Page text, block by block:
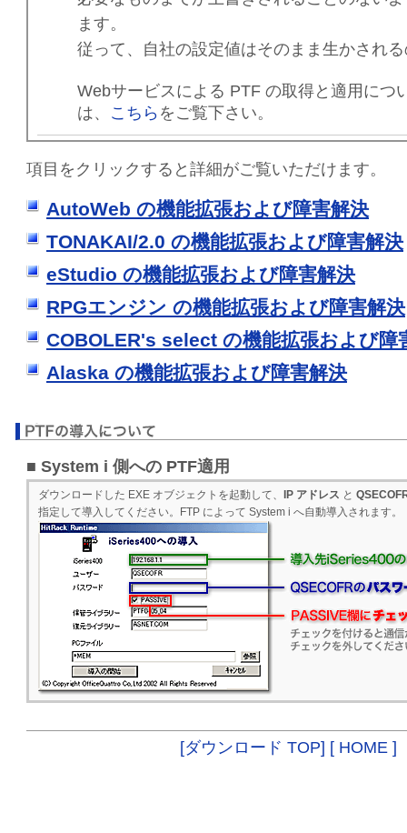
ます。
従って、自社の設定値はそのまま生かされ
Webサービスによる PTF の取得と適用につ
は、 こちら をご覧下さい。
項目をクリックすると詳細がご覧いただけます。
AutoWeb の機能拡張および障害解決
TONAKAI/2.0 の機能拡張および障害解決
eStudio の機能拡張および障害解決
RPGエンジン の機能拡張および障害解決
COBOLER's select の機能拡張および障
Alaska の機能拡張および障害解決
■ System i 側への PTF適用
ダウンロードした EXE オブジェクトを起動して、 IP アドレス と
指定して導入してください。FTP によって System i へ自動導入されます。
[ダウンロード TOP] [ HOME ]